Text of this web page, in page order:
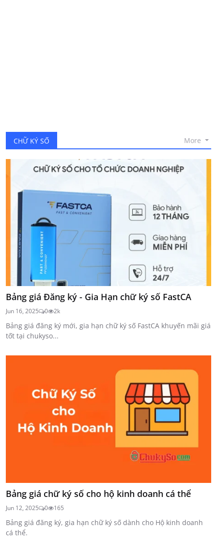
CHỮ KÝ SỐ More
Bảng giá Đăng ký - Gia Hạn chữ ký số FastCA
Jun 16, 2025 0 2k
Bảng giá đăng ký mới, gia hạn chữ ký số FastCA khuyến mãi giá
tốt tại chukyso...
Bảng giá chữ ký số cho hộ kinh doanh cá thể
Jun 12, 2025 0 165
Bảng giá đăng ký, gia hạn chữ ký số dành cho Hộ kinh doanh
cá thể.